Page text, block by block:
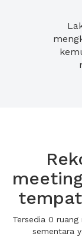
Tersedia 0
sementara